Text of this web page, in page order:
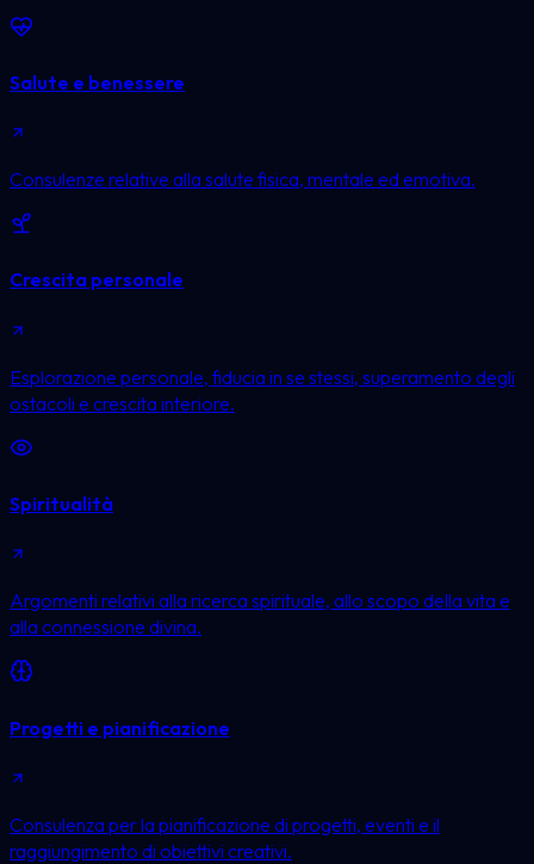
Salute e benessere
Consulenze relative alla salute fisica, mentale ed emotiva.
Crescita personale
Esplorazione personale, fiducia in se stessi, superamento degli
ostacoli e crescita interiore.
Spiritualità
Argomenti relativi alla ricerca spirituale, allo scopo della vita e
alla connessione divina.
Progetti e pianificazione
Consulenza per la pianificazione di progetti, eventi e il
raggiungimento di obiettivi creativi.